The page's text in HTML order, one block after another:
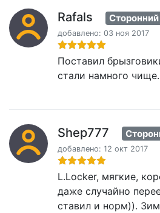
Rafals Сторонний
добавлено: 03 ноя 2017
Поставил
стали намного чище.
Shep777
добавлено: 12 окт 2017
L.Locker, мягкие,
даже случайно
ставил и норм)).